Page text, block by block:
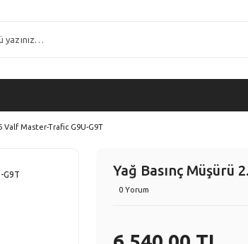
Valf Master-Trafic G9U-G9T
Yağ Basınç Müşürü
0 Yorum